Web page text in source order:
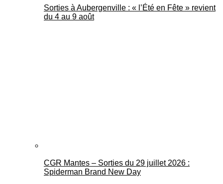
Sorties à Aubergenville : « l’Été en Fête » revient
du 4 au 9 août
CGR Mantes – Sorties du 29 juillet 2026 :
Spiderman Brand New Day